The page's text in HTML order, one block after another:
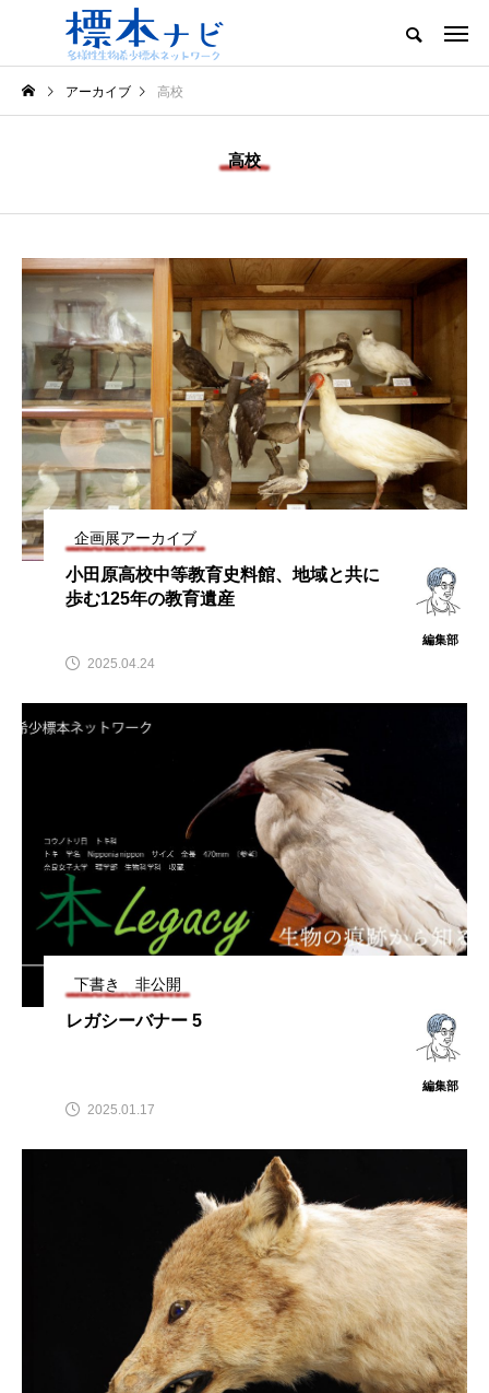
アーカイブ 高校
高校
企画展アーカイブ
小田原高校中等教育史料館、地域と共に
歩む125年の教育遺産
編集部
2025.04.24
下書き 非公開
レガシーバナー 5
編集部
2025.01.17